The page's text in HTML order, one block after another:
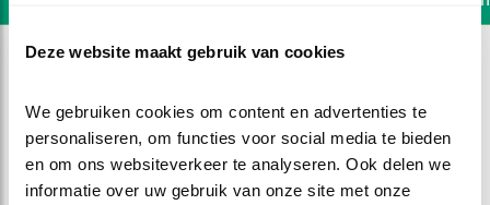
Deze website maakt gebruik van cookies
We gebruiken cookies om content en advertenties te
personaliseren, om functies voor social media te bieden
en om ons websiteverkeer te analyseren. Ook delen we
informatie over uw gebruik van onze site met onze